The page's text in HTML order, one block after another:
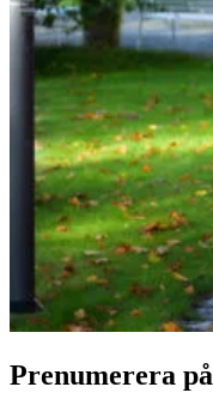
Prenumerera